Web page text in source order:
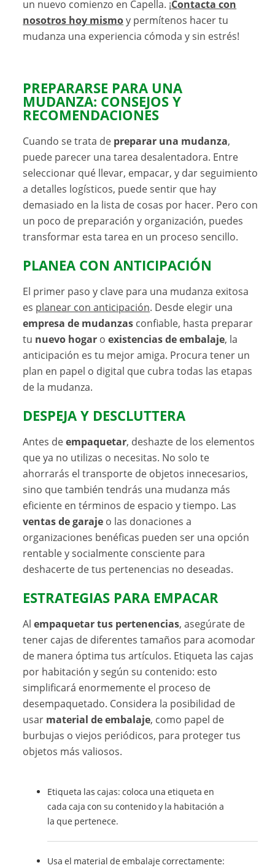
un nuevo comienzo en Capella. ¡Contacta con
nosotros hoy mismoy permítenos hacer tu
mudanza una experiencia cómoda y sin estrés!
PREPARARSE PARA UNA
MUDANZA: CONSEJOS Y
RECOMENDACIONES
Cuando se trata de preparar una mudanza,
puede parecer una tarea desalentadora. Entre
seleccionar qué llevar, empacar, y dar seguimiento
a detalles logísticos, puede sentir que hay
demasiado en la lista de cosas por hacer. Pero con
un poco de preparación y organización, puedes
transformar esta tarea en un proceso sencillo.
PLANEA CON ANTICIPACIÓN
El primer paso y clave para una mudanza exitosa
es planear con anticipación. Desde elegir una
empresa de mudanzas confiable, hasta preparar
tu nuevo hogar oexistencias de embalaje, la
anticipación es tu mejor amiga. Procura tener un
plan en papel o digital que cubra todas las etapas
de la mudanza.
DESPEJA Y DESCLUTTERA
Antes deempaquetar, deshazte de los elementos
que ya no utilizas o necesitas. No solo te
ahorrarás el transporte de objetos innecesarios,
sino que también tendrás una mudanza más
eficiente en términos de espacio y tiempo. Las
ventas de garaje o las donaciones a
organizaciones benéficas pueden ser una opción
rentable y socialmente consciente para
deshacerte de tus pertenencias no deseadas.
ESTRATEGIAS PARA EMPACAR
Alempaquetar tus pertenencias, asegúrate de
tener cajas de diferentes tamaños para acomodar
de manera óptima tus artículos. Etiqueta las cajas
por habitación y según su contenido: esto
simplificará enormemente el proceso de
desempaquetado. Considera la posibilidad de
usar material de embalaje, como papel de
burbujas o viejos periódicos, para proteger tus
objetos más valiosos.
Etiqueta las cajas: coloca una etiqueta en
cada caja con su contenido y la habitación a
la que pertenece.
Usa el material de embalaje correctamente: